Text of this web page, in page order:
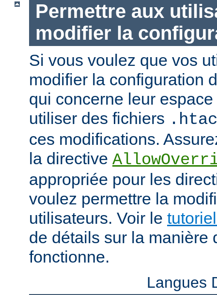
Permettre aux
modifier la
Si vous voulez que vos
modifier la configuration
qui concerne leur
utiliser des fichiers
ces modifications.
la directive
appropriée pour les
voulez permettre la
utilisateurs. Voir le
de détails sur la manière
fonctionne.
Langues